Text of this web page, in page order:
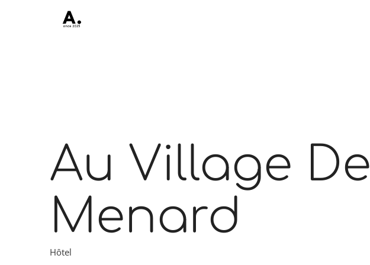
Au Village De
Menard
Hôtel